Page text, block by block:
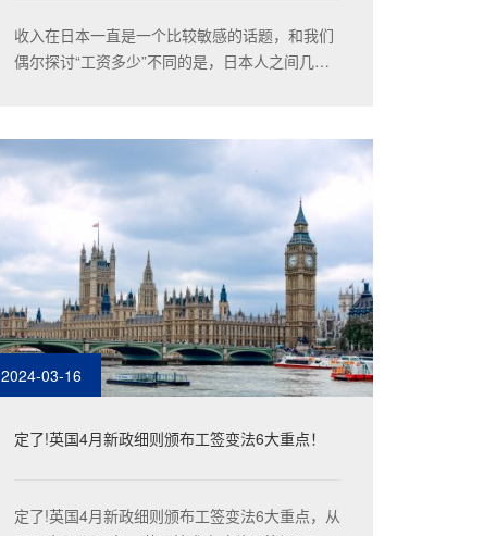
收入在日本一直是一个比较敏感的话题，和我们
偶尔探讨“工资多少”不同的是，日本人之间几乎
什么样的方式去了解其他人或其他业种的收入
呢？
2024-03-16
定了!英国4月新政细则颁布工签变法6大重点！
定了!英国4月新政细则颁布工签变法6大重点，从